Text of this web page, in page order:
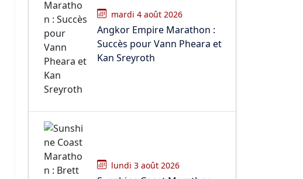
mardi 4 août 2026
Angkor Empire Marathon :
Succès pour Vann Pheara et
Kan Sreyroth
lundi 3 août 2026